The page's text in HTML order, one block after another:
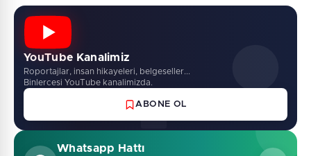
YouTube Kanalimiz
Roportajlar, insan hikayeleri, belgeseller...
Binlercesi YouTube kanalimizda.
ABONE OL
Whatsapp Hattı